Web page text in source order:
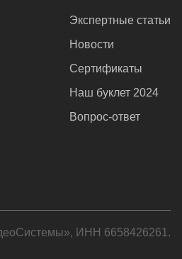
Экспертные статьи
Новости
Сертификаты
Наш буклет 2024
Вопрос-ответ
ИНН 6658426261.